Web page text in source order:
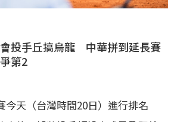
投手丘搞烏龍 中華拼到延長賽
第2
今天（台灣時間20日）進行排名